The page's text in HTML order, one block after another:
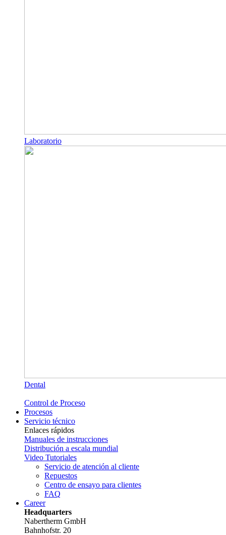
Laboratorio
Dental
Control de Proceso
Procesos
Servicio técnico
Enlaces rápidos
Manuales de instrucciones
Distribución a escala mundial
Video Tutoriales
Servicio de atención al cliente
Repuestos
Centro de ensayo para clientes
FAQ
Career
Headquarters
Nabertherm GmbH
Bahnhofstr. 20